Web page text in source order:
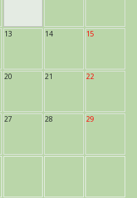
13 14 15
20 21 22
27 28 29